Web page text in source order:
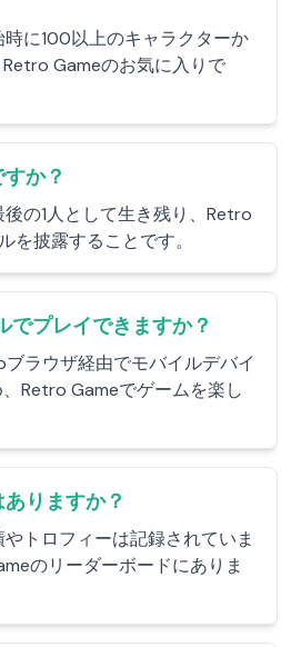
に100以上のキャラクターか
Gameのお気に入りで
か？
の1人として生き残り、Retro
を披露することです。
プレイできますか？
ラウザ経由でモバイルデバイ
Retro Gameでゲームを楽し
りますか？
トロフィーは記録されていま
のリーダーボードにありま